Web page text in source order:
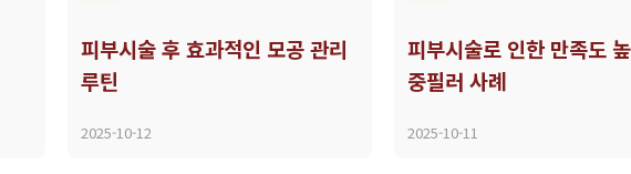
피부시술 후 효과적인 모공 관리
루틴
2025-10-12
피부시술로 인한 만족도
중필러 사례
2025-10-11